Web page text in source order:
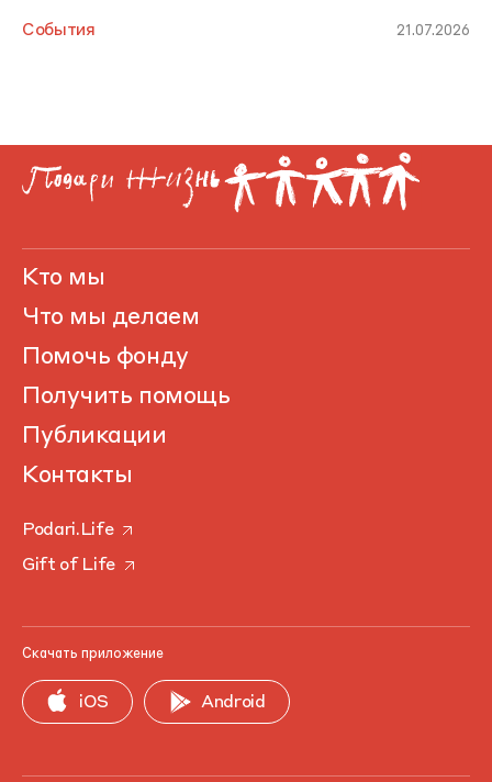
События 21.07.2026
Кто мы
Что мы делаем
Помочь фонду
Получить помощь
Публикации
Контакты
Podari.Life
Gift of Life
Скачать приложение
iOS Android